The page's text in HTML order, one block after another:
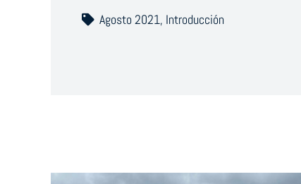
Agosto 2021, Introducción